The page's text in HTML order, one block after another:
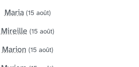
Maria (15 août)
Mireille (15 août)
Marion (15 août)